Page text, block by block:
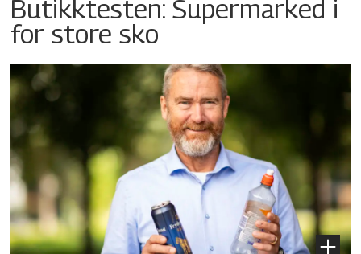
Butikktesten: Supermarked i
for store sko